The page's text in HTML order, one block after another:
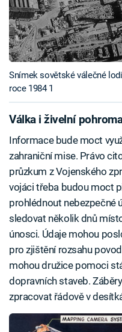
Snímek sovětské válečné
roce 1984 1
Válka i živelní
Informace bude moct
zahraniční mise. Právo
průzkum z Vojenského
vojáci třeba budou moct
prohlédnout nebezpečné
sledovat několik dnů
únosci. Údaje mohou
pro zjištění rozsahu
mohou družice pomoci
dopravních staveb.
zpracovat řádově v